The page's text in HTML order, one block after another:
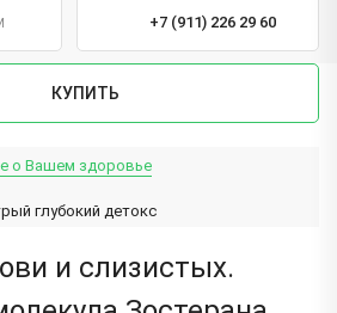
+7 (911) 226 29 60
КУПИТЬ
о Вашем здоровье
глубокий детокс
и слизистых.